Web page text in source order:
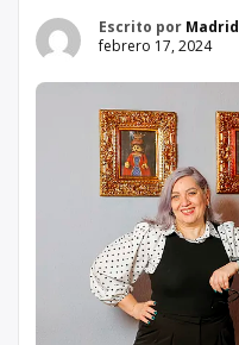
Escrito por Madrid
febrero 17, 2024